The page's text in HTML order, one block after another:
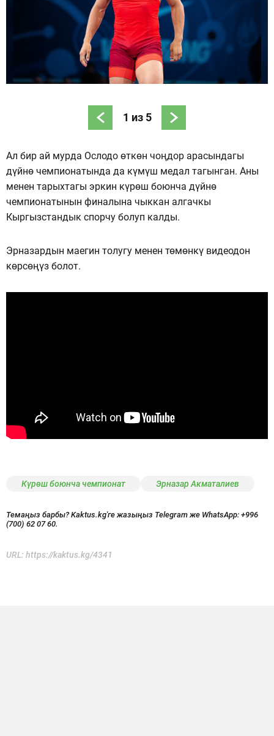
1 из 5
Ал бир ай мурда Ослодо өткөн чоңдор арасындагы
дүйнө чемпионатында да күмүш медал тагынган. Аны
менен тарыхтагы эркин күрөш боюнча дүйнө
чемпионатынын финалына чыккан алгачкы
Кыргызстандык спорчу болуп калды.
Эрназардын маегин толугу менен төмөнкү видеодон
көрсөңүз болот.
Күрөш боюнча чемпионат Эрназар Акматалиев
Темаңыз барбы? Kaktus.kg'ге жазыңыз Telegram же WhatsApp: +996
(700) 62 07 60.
URL: https://kaktus.kg/4341